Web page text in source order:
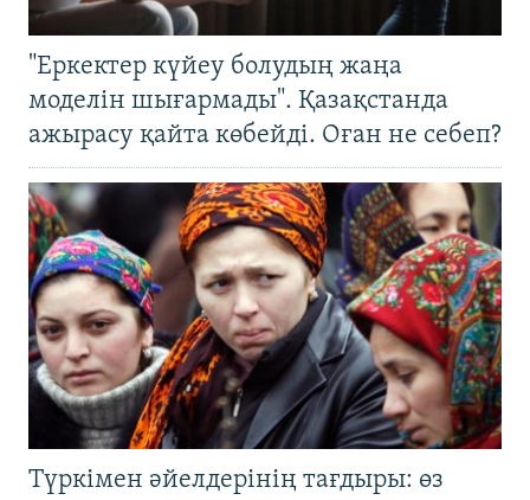
"Еркектер күйеу болудың жаңа
моделін шығармады". Қазақстанда
ажырасу қайта көбейді. Оған не себеп?
Түркімен әйелдерінің тағдыры: өз